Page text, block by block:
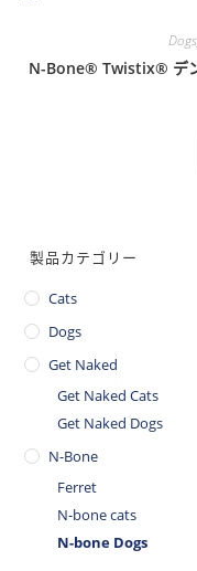
Dogs
N-Bone® Twistix® デ
製品カテゴリー
Cats
Dogs
Get Naked
Get Naked Cats
Get Naked Dogs
N-Bone
Ferret
N-bone cats
N-bone Dogs